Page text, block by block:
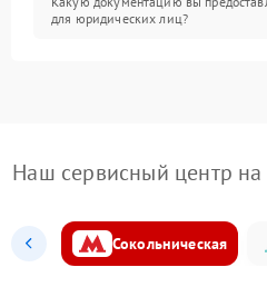
для юридических лиц?
Наш сервисный центр
Сокольническая